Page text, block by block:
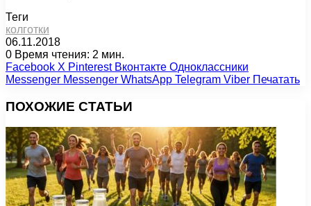
Теги
колготки
06.11.2018
0 Время чтения: 2 мин.
Facebook X Pinterest Вконтакте Одноклассники
Messenger Messenger WhatsApp Telegram Viber Печатать
ПОХОЖИЕ СТАТЬИ